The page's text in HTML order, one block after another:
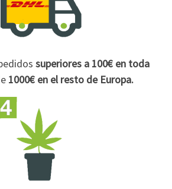
superiores a 100€ en toda
1000€ en el resto de Europa.